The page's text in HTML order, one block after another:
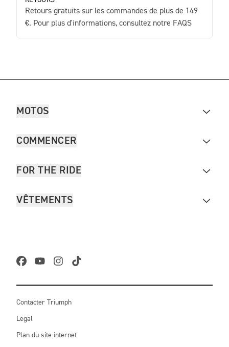
Retours gratuits sur les commandes de plus de 149
€. Pour plus d'informations, consultez notre FAQS
MOTOS
COMMENCER
FOR THE RIDE
VÊTEMENTS
Contacter Triumph
Legal
Plan du site internet